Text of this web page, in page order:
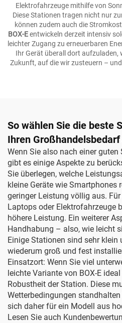
Elektrofahrzeuge mithilfe von
Diese Stationen tragen nicht nur
können zudem auch die
BOX-Eentwickeln derzeit intensiv
leichter Zugang zu erneuerbaren
Ihr Gerät überall dort aufzuladen,
Zukunft, auf die wir zusteuern –
So wählen Sie die beste
Ihren Großhandelsbedarf
Wenn Sie also nach einer
gibt es einige Aspekte zu
Sie überlegen, welche
kleine Geräte wie Smartphones
geringer Leistung völlig aus.
Laptops oder Elektrofahrzeuge
höhere Leistung. Ein weiterer
Handhabung – also, wie leicht
Einige Stationen sind sehr klein
wiederum groß und fest
Einsatzort: Wenn Sie viel
leichte Variante von BOX-E
Robustheit der Station. Diese
Wetterbedingungen
sich daher für ein Modell aus
Lesen Sie auch